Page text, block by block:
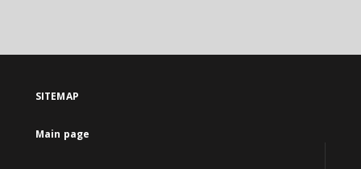
SITEMAP
Main page